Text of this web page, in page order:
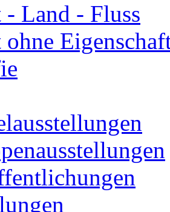
- Land - Fluss
ohne